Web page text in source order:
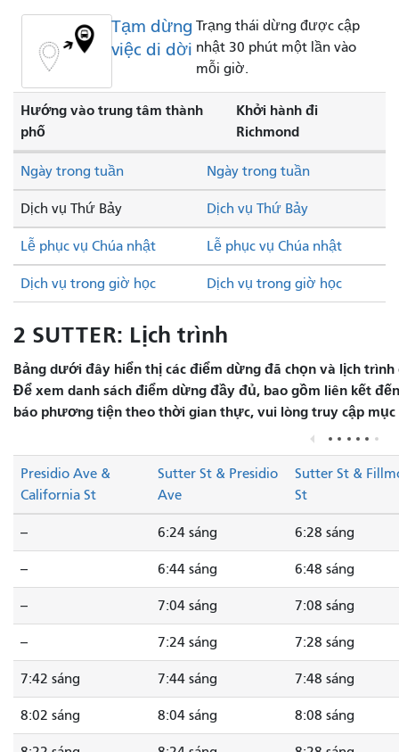
Tạm dừng
việc di dời
Trạng thái dừng được cập
nhật 30 phút một lần vào
mỗi giờ.
Hướng vào trung tâm thành
phố
Khởi hành đi
Richmond
Dịch vụ Thứ Bảy Dịch vụ Thứ Bảy
Lễ phục vụ Chúa nhật Lễ phục vụ Chúa nhật
Ngày trong tuần Ngày trong tuần
Dịch vụ trong giờ học Dịch vụ trong giờ học
2 SUTTER: Lịch trình
Bảng dưới đây hiển thị các điểm dừng đã chọn và lịch
Để xem danh sách điểm dừng đầy đủ, bao gồm liên kết
báo phương tiện theo thời gian thực, vui lòng truy cập mục
Presidio Ave &
California St
Sutter St & Presidio
Ave
Sutter St &
St
-- 6:24 sáng 6:28 sáng
-- 6:44 sáng 6:48 sáng
-- 7:04 sáng 7:08 sáng
-- 7:24 sáng 7:28 sáng
7:42 sáng 7:44 sáng 7:48 sáng
8:02 sáng 8:04 sáng 8:08 sáng